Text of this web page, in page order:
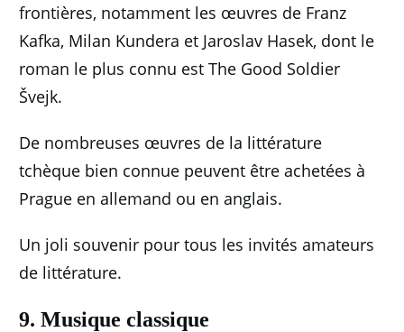
frontières, notamment les œuvres de Franz
Kafka, Milan Kundera et Jaroslav Hasek, dont le
roman le plus connu est The Good Soldier
Švejk.
De nombreuses œuvres de la littérature
tchèque bien connue peuvent être achetées à
Prague en allemand ou en anglais.
Un joli souvenir pour tous les invités amateurs
de littérature.
9. Musique classique